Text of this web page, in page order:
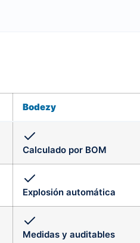
Bodezy
Calculado por BOM
Explosión automática
Medidas y auditables